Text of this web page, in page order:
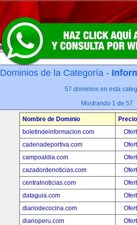
Dominios de la Categoría -
57 dominios en esta
Mostrando 1 de 57
Nombre de Dominio
Precio
boletindeinformacion.com
cadenadeportiva.com
campoaldia.com
cazadordenoticias.com
centralnoticias.com
dataguia.com
diariodecocina.com
diarioperu.com